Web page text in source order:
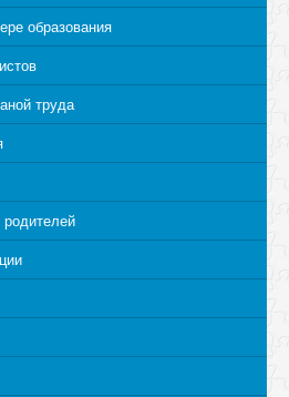
образования
труда